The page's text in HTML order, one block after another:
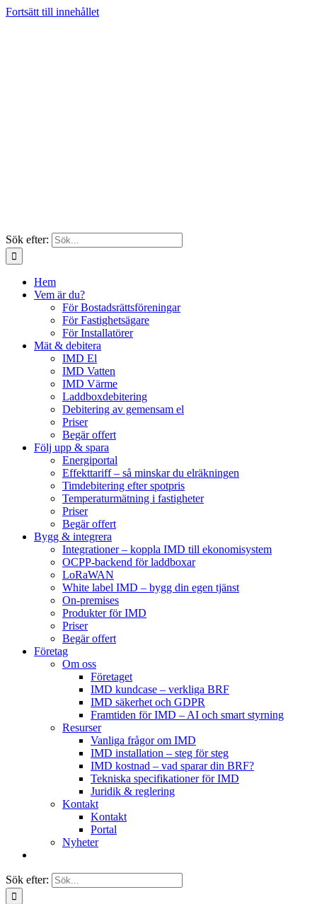
Fortsätt till innehållet
Sök efter:
Hem
Vem är du?
För Bostadsrättsföreningar
För Fastighetsägare
För Installatörer
Mät & debitera
IMD El
IMD Vatten
IMD Värme
Laddboxdebitering
Debitering av gemensam el
Priser
Begär offert
Följ upp & spara
Energiportal
Effekttariff – så minskar du elräkningen
Timdebitering efter spotpris
Temperaturmätning i fastigheter
Priser
Begär offert
Bygg & integrera
Integrationer – koppla IMD till ekonomisystem
OCPP-backend för laddboxar
LoRaWAN
White label IMD – bygg din egen tjänst
On-premises
Produkter för IMD
Priser
Begär offert
Företag
Om oss
Företaget
IMD kundcase – verkliga BRF
IMD säkerhet och GDPR
Framtiden för IMD – AI och smart styrning
Resurser
Vanliga frågor om IMD
IMD installation – steg för steg
IMD kostnad – vad sparar din BRF?
Tekniska specifikationer för IMD
Juridik & reglering
Kontakt
Kontakt
Portal
Nyheter
Sök efter: